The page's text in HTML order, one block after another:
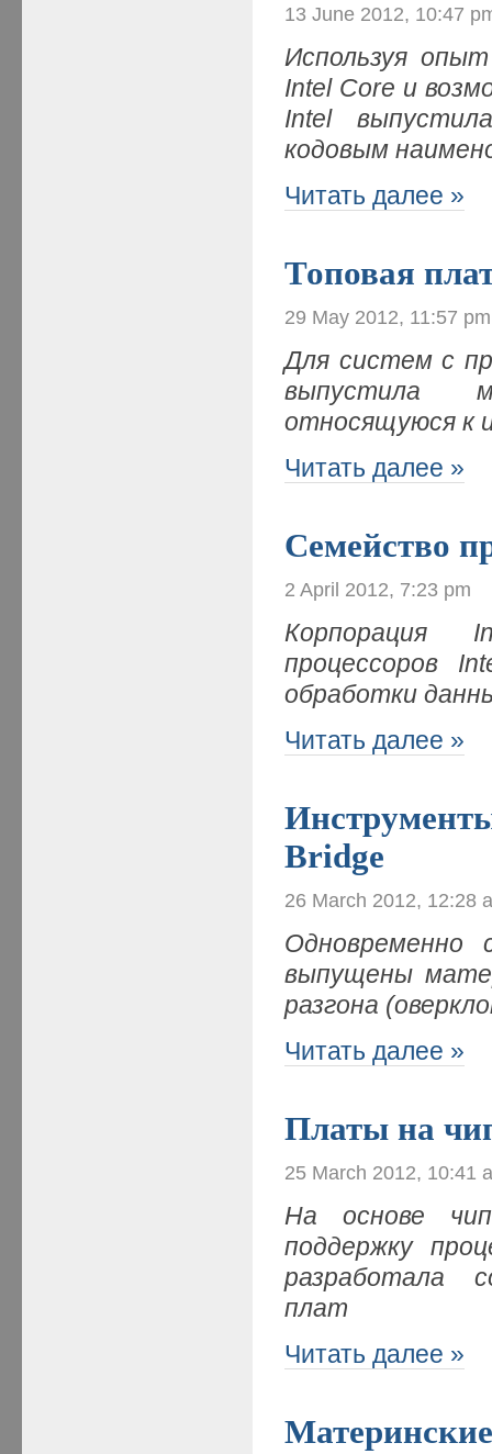
13 June 2012, 10:47
Используя
Intel Core и
Intel
кодовым
Читать далее »
Топовая
29 May 2012, 11:57 pm
Для систем с
выпустила
относящуюся к
Читать далее »
Семейство
2 April 2012, 7:23 pm
Корпорация
процессоров
обработки
Читать далее »
Bridge
26 March 2012, 12:28
Одновременно
выпущены
разгона
Читать далее »
Платы на
25 March 2012, 10:41
На основе
поддержку
разработала
плат
Читать далее »